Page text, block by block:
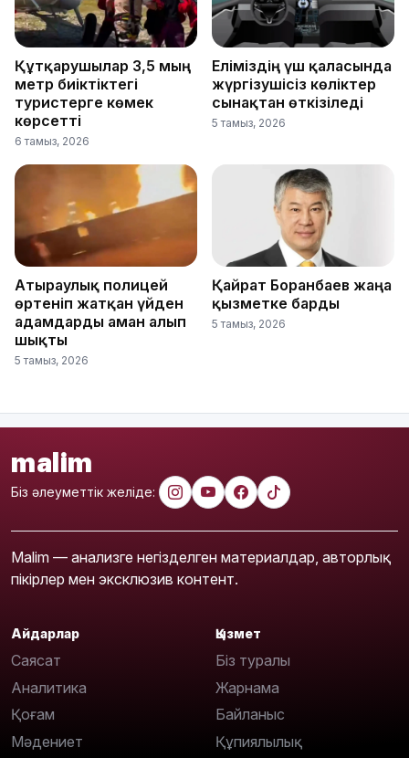
Құтқарушылар 3,5 мың
метр биіктіктегі
туристерге көмек
көрсетті
6 тамыз, 2026
Еліміздің үш қаласында
жүргізушісіз көліктер
сынақтан өткізіледі
5 тамыз, 2026
Атыраулық полицей
өртеніп жатқан үйден
адамдарды аман алып
шықты
5 тамыз, 2026
Қайрат Боранбаев жаңа
қызметке барды
5 тамыз, 2026
malim
Біз әлеуметтік желіде:
Malim — анализге негізделген материалдар, авторлық
пікірлер мен эксклюзив контент.
Айдарлар
Саясат
Аналитика
Қоғам
Мәдениет
Қызмет
Біз туралы
Жарнама
Байланыс
Құпиялылық